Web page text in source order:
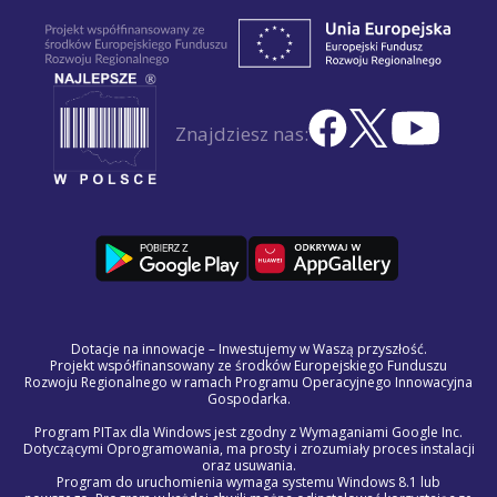
Znajdziesz nas:
Dotacje na innowacje – Inwestujemy w Waszą przyszłość.
Projekt współfinansowany ze środków Europejskiego Funduszu
Rozwoju Regionalnego w ramach Programu Operacyjnego Innowacyjna
Gospodarka.
Program PITax dla Windows jest zgodny z Wymaganiami Google Inc.
Dotyczącymi Oprogramowania, ma prosty i zrozumiały proces instalacji
oraz usuwania.
Program do uruchomienia wymaga systemu Windows 8.1 lub